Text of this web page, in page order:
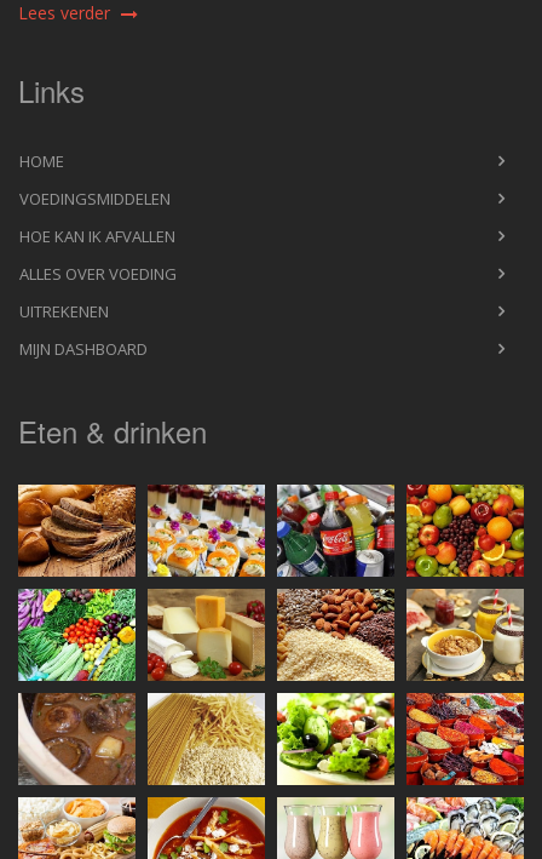
Lees verder
Links
HOME
VOEDINGSMIDDELEN
HOE KAN IK AFVALLEN
ALLES OVER VOEDING
UITREKENEN
MIJN DASHBOARD
Eten & drinken